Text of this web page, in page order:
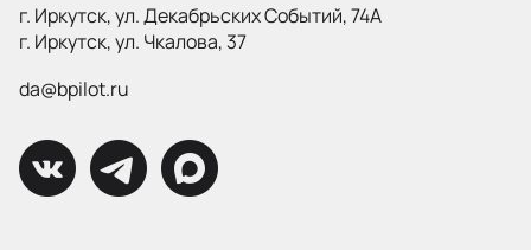
г. Иркутск, ул. Декабрьских Событий, 74А
г. Иркутск, ул. Чкалова, 37
da@bpilot.ru